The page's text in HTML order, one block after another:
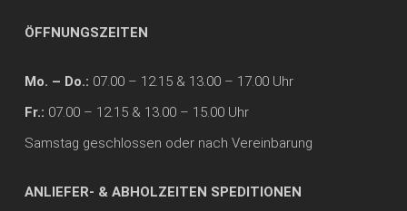
ÖFFNUNGSZEITEN
Mo. – Do.: 07.00 – 12.15 & 13.00 – 17.00 Uhr
Fr.: 07.00 – 12.15 & 13.00 – 15.00 Uhr
Samstag geschlossen oder nach Vereinbarung
ANLIEFER- & ABHOLZEITEN SPEDITIONEN